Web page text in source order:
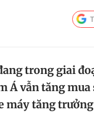
trong giai
Á vẫn tăng
máy tăng